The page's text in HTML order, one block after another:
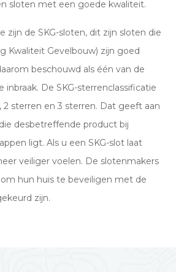
sloten met een goede kwaliteit.
zijn de SKG-sloten, dit zijn sloten die
Kwaliteit Gevelbouw) zijn goed
beschouwd als één van de
De SKG-sterrenclassificatie
2 sterren en 3 sterren. Dat geeft aan
desbetreffende product bij
ligt. Als u een SKG-slot laat
veiliger voelen. De slotenmakers
hun huis te beveiligen met de
zijn.